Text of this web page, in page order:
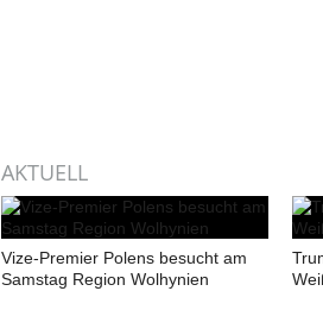
AKTUELL
Vize-Premier Polens besucht am
Samstag Region Wolhynien